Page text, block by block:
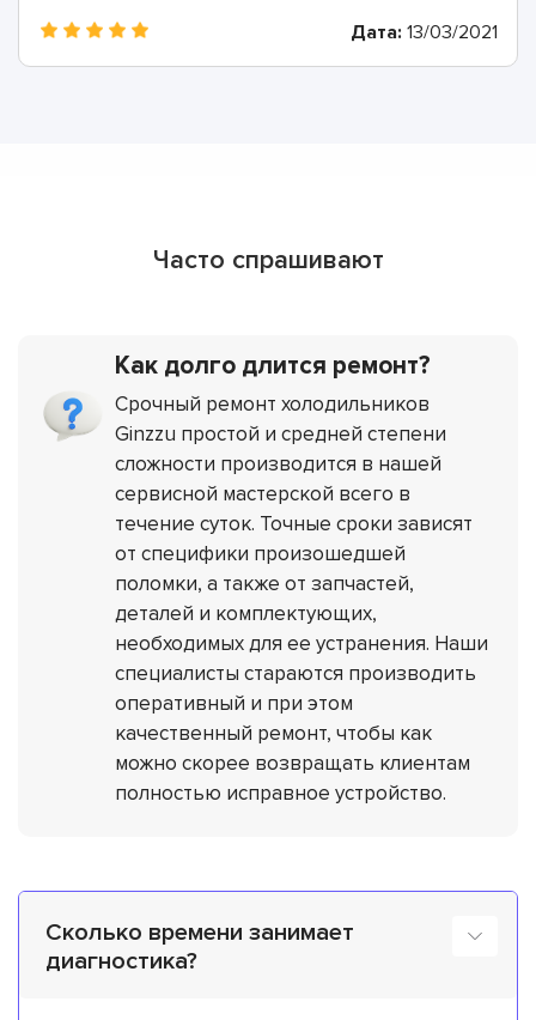
Дата: 13/03/2021
Часто спрашивают
Как долго длится ремонт?
Срочный ремонт холодильников
Ginzzu простой и средней степени
сложности производится в нашей
сервисной мастерской всего в
течение суток. Точные сроки зависят
от специфики произошедшей
поломки, а также от запчастей,
деталей и комплектующих,
необходимых для ее устранения. Наши
специалисты стараются производить
оперативный и при этом
качественный ремонт, чтобы как
можно скорее возвращать клиентам
полностью исправное устройство.
Сколько времени занимает
диагностика?